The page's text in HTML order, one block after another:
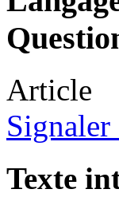
Article
Signaler
Texte